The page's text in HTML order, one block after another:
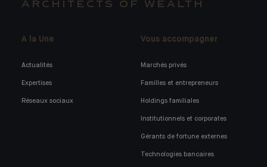
ARCHITECTS OF WEALTH
A la Une
Actualités
Expertises
Réseaux sociaux
Vous accompagner
Marchés privés
Familles et entrepreneurs
Holdings familiales
Institutionnels et corporates
Gérants de fortune externes
Technologies bancaires